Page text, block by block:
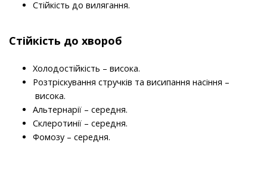
Стійкість до вилягання.
Стійкість до хвороб
Холодостійкість – висока.
Розтріскування стручків та висипання насіння –
висока.
Альтернарії – середня.
Склеротинії – середня.
Фомозу – середня.